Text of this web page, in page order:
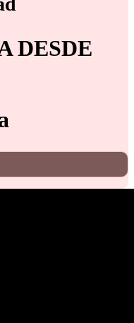
DESDE